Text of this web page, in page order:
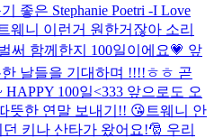
좋은 Stephanie Poetri -I Love
트웨니 이런거 원한거잖아 소리
써 함께한지 100일이에요💗 앞
날들을 기대하며 !!!!ㅎㅎ 곧
100일<333 앞으로도 오
뜻한 연말 보내기!! 😘 트웨니 안
키나 산타가 왔어요!🎅 우리